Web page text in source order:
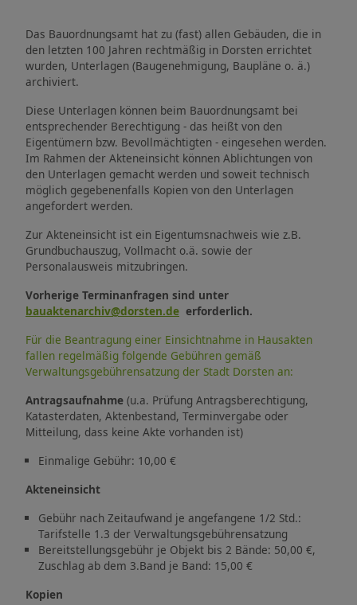
Das Bauordnungsamt hat zu (fast) allen Gebäuden, die in
den letzten 100 Jahren rechtmäßig in Dorsten errichtet
wurden, Unterlagen (Baugenehmigung, Baupläne o. ä.)
archiviert.
Diese Unterlagen können beim Bauordnungsamt bei
entsprechender Berechtigung - das heißt von den
Eigentümern bzw. Bevollmächtigten - eingesehen werden.
Im Rahmen der Akteneinsicht können Ablichtungen von
den Unterlagen gemacht werden und soweit technisch
möglich gegebenenfalls Kopien von den Unterlagen
angefordert werden.
Zur Akteneinsicht ist ein Eigentumsnachweis wie z.B.
Grundbuchauszug, Vollmacht o.ä. sowie der
Personalausweis mitzubringen.
Vorherige Terminanfragen sind unter
bauaktenarchiv@dorsten.de erforderlich.
Für die Beantragung einer Einsichtnahme in Hausakten
fallen regelmäßig folgende Gebühren gemäß
Verwaltungsgebührensatzung der Stadt Dorsten an:
Antragsaufnahme (u.a. Prüfung Antragsberechtigung,
Katasterdaten, Aktenbestand, Terminvergabe oder
Mitteilung, dass keine Akte vorhanden ist)
Einmalige Gebühr: 10,00 €
Akteneinsicht
Gebühr nach Zeitaufwand je angefangene 1/2 Std.:
Tarifstelle 1.3 der Verwaltungsgebührensatzung
Bereitstellungsgebühr je Objekt bis 2 Bände: 50,00 €,
Zuschlag ab dem 3.Band je Band: 15,00 €
Kopien